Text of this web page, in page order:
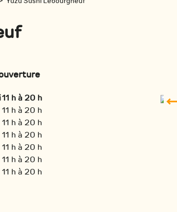
11 h à 20 h
11 h à 20 h
11 h à 20 h
11 h à 20 h
11 h à 20 h
11 h à 20 h
11 h à 20 h